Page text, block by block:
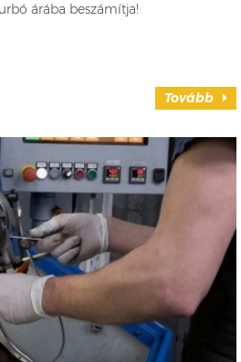
árába beszámítja!
Tovább